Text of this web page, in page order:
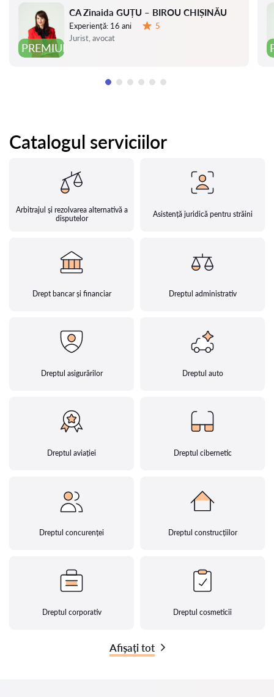
PREMIUM
CA Zinaida GUȚU – BIROU CHIȘINĂU
Experiență: 16 ani
5
Jurist, avocat
Catalogul serviciilor
Arbitrajul și rezolvarea alternativă a
disputelor
Asistență juridică pentru străini
Drept bancar și financiar Dreptul administrativ
Dreptul asigurărilor Dreptul auto
Dreptul aviației Dreptul cibernetic
Dreptul concurenței Dreptul construcțiilor
Dreptul corporativ Dreptul cosmeticii
Afișați tot